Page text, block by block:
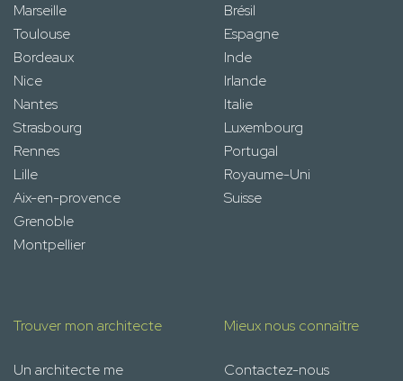
Marseille
Toulouse
Bordeaux
Nice
Nantes
Strasbourg
Rennes
Lille
Aix-en-provence
Grenoble
Montpellier
Brésil
Espagne
Inde
Irlande
Italie
Luxembourg
Portugal
Royaume-Uni
Suisse
Trouver mon architecte
Un architecte me
Mieux nous connaître
Contactez-nous